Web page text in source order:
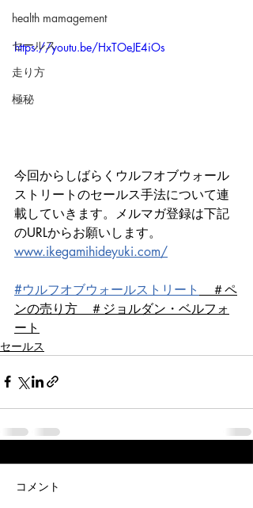
health mamagement
セールス
走り方
極秘
https://youtu.be/HxTOeJE4iOs
今回からしばらくウルフオブウォール
ストリートのセールス手法について連
載していきます。メルマガ登録は下記
のURLからお願いします。
www.ikegamihideyuki.com/
#ウルフオブウォールストリート
＃ペ
ンの売り方　＃ジョルダン・ベルフォ
ート
セールス
コメント